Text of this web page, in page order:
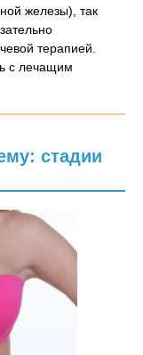
железы), так
терапией.
с лечащим
стадии